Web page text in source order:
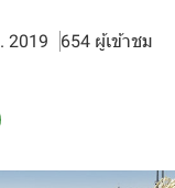
2019 654 ผู้เข้าชม